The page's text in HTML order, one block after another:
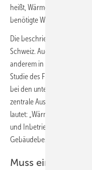
heißt, Wärmepumpen
benötigte Wärme mit
Die beschriebenen
Schweiz. Auch bei dieser
anderem in
Studie des Fraunhofer ISE
bei den untersuchten
zentrale Aussage der
lautet: „Wärmepumpen
und Inbetriebnahme fossile
Gebäudebestand effizient
Muss ein Haus